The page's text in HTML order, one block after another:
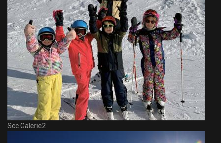
Scc Galerie2